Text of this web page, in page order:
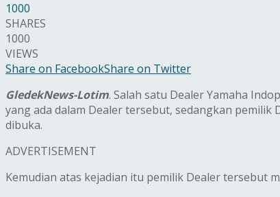
1000
SHARES
1000
VIEWS
Share on FacebookShare on Twitter
GledekNews-Lotim. Salah satu Dealer Yamaha
yang ada dalam Dealer tersebut, sedangkan
dibuka.
ADVERTISEMENT
Kemudian atas kejadian itu pemilik Dealer tersebut